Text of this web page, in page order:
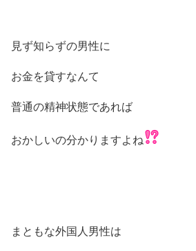
見ず知らずの男性に
お金を貸すなんて
普通の精神状態であれば
おかしいの分かりますよね
まともな外国人男性は